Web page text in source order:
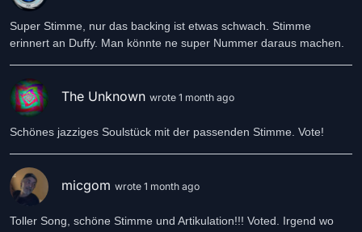
Super Stimme, nur das backing ist etwas schwach. Stimme
erinnert an Duffy. Man könnte ne super Nummer daraus machen.
The Unknown wrote 1 month ago
Schönes jazziges Soulstück mit der passenden Stimme. Vote!
micgom wrote 1 month ago
Toller Song, schöne Stimme und Artikulation!!! Voted. Irgend wo